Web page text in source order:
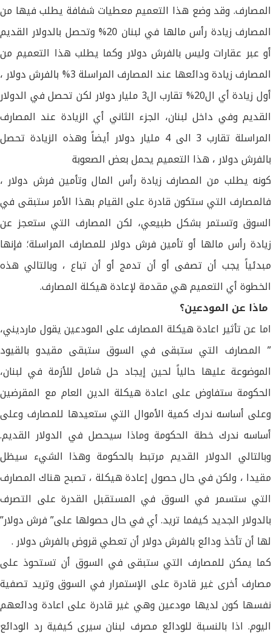
المصارف. وقد وضع هذا التعميم معطيات شفافة يطلب فيها من
المصارف زيادة رأس مالها في لبنان 20% وتحصل بالدولار القديم
أو عبر عقارات وليس بالفرش دولار وكما يطلب هذا التعميم من
المصارف زيادة ودائعها عند المصارف المراسلة 3% بالفرش دولار ،
أول زيادة أي ال20% تقارب ال3 مليار دولار لكن تحصل في الدولار
القديم وفي داخل لبنان، الجزء الثاني أي الزيادة عند المصارف
المراسلة تقارب 3 الى 4 مليار دولار أيضاً وهذه الزيادة تحصل
بالفرش دولار ، هذا التعميم يحمل بعض الصعوبة
كونه يطلب من المصارف زيادة رأس المال وتأمين فرش دولار ،
فالمصارف التي ستكون قادرة على القيام بهذا الأمر ستبقى في
السوق وتستمر بشكل طبيعي، لكن المصارف التي ستعجز عن
زيادة رأس مالها أو تأمين فرش دولار للمصارف المراسلة؛ فإنها
مبدئياً يجب أن تصفى أو أن تدمج أو أن تباع ، وبالتالي هذه
الخطوة أي التعميم هي مقدمة لإعادة هيكلة المصارف.
ماذا عن المودعين؟
اما عن تأثير اعادة هيكلة المصارف على المودعين يقول مارديني،
” المصارف التي ستبقى في السوق ستبقى مقيدو بالقيود
الموضوعة عليها حالياً لحين إيجاد حل شامل للأزمة في لبنان،
الحكومة ستفاوض على اعادة هيكلة الدين العام مع المقرضين
وعلى أساسه ندرك كمية الأموال التي ستعيدها للمصارف وعلى
أساسه ندرك خطة الحكومة وماذا سيحصل في الدولار القديم.
وبالتالي الدولار القديم مرتبط بالحكومة وهذا الشيء سيظل
مقيدا ، ولكن في حال حصول إعادة هيكلة ، تصبح هناك المصارف
التي ستسمر في السوق في المستقبل القدرة على التصرف
بالدولار الجديد كيفما تريد. أي في حال حصولها على” فرش دولار”
لها أن تأخذ ودائع بالفرش دولار أن تعطي قروض بالفرش دولار .
كما يمكن للمصارف التي ستبقى في السوق أن تستحوذ على
مصارف أخرى غير قادرة على الإستمرار في السوق وتريد تصفية
نفسها كون لديها مودعين وهي غير قادرة على اعادة ودائعهم
اليوم. اذا بالنسبة للودائع مصرف لبنان سيرى كيفية رد الودائع